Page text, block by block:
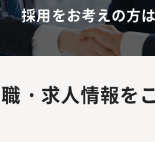
採用をお考えの方
・求人情報を